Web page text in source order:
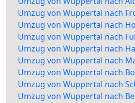
Umzug von Wuppertal nach
Umzug von Wuppertal nach
Umzug von Wuppertal nach
Umzug von Wuppertal nach
Umzug von Wuppertal nach
Umzug von Wuppertal nach
Umzug von Wuppertal nach
Umzug von Wuppertal nach